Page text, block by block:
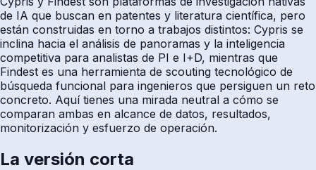
de IA que buscan en patentes y literatura científica, pero
están construidas en torno a trabajos distintos: Cypris se
inclina hacia el análisis de panoramas y la inteligencia
competitiva para analistas de PI e I+D, mientras que
Findest es una herramienta de scouting tecnológico de
búsqueda funcional para ingenieros que persiguen un reto
concreto. Aquí tienes una mirada neutral a cómo se
comparan ambas en alcance de datos, resultados,
monitorización y esfuerzo de operación.
La versión corta